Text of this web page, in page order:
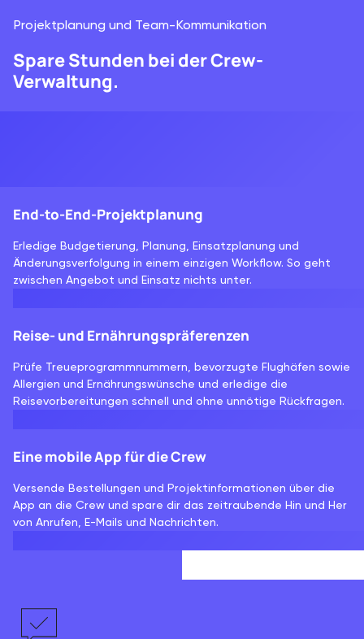
Projektplanung und Team-Kommunikation
Spare Stunden bei der Crew-
Verwaltung.
End-to-End-Projektplanung
Erledige Budgetierung, Planung, Einsatzplanung und
Änderungsverfolgung in einem einzigen Workflow. So geht
zwischen Angebot und Einsatz nichts unter.
Reise- und Ernährungspräferenzen
Prüfe Treueprogrammnummern, bevorzugte Flughäfen sowie
Allergien und Ernährungswünsche und erledige die
Reisevorbereitungen schnell und ohne unnötige Rückfragen.
Eine mobile App für die Crew
Versende Bestellungen und Projektinformationen über die
App an die Crew und spare dir das zeitraubende Hin und Her
von Anrufen, E-Mails und Nachrichten.